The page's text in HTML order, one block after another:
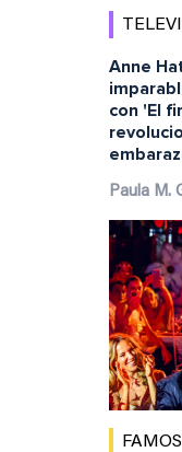
Anne
con 'El
Paula M.